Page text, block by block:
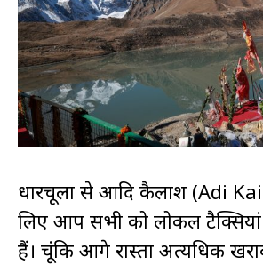
धारचूला से आदि कैलाश (Adi
लिए आप सभी को लोकल टैक्सियां
हैं। चूंकि आगे रास्ता अत्यधिक